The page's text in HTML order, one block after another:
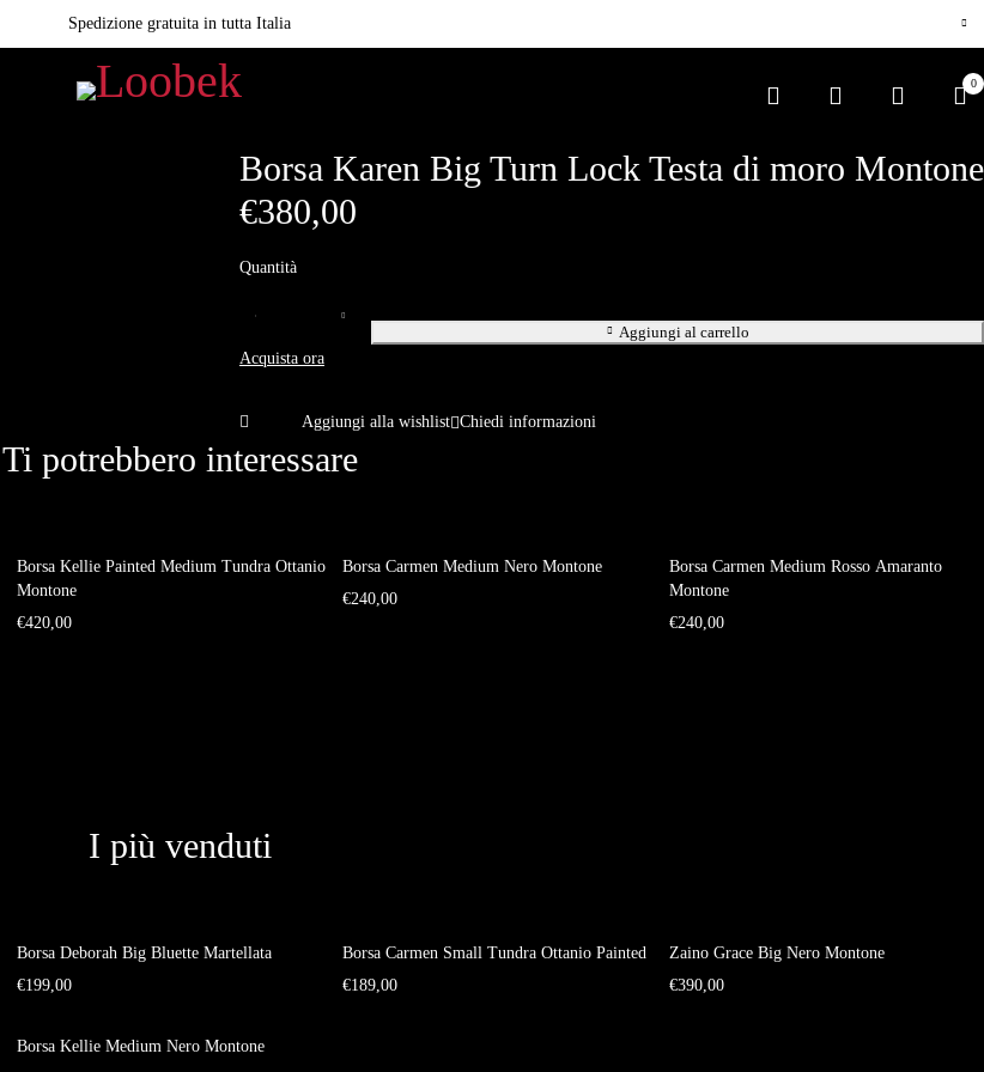
Spedizione gratuita in tutta Italia
0
Borsa Karen Big Turn Lock Testa di moro Montone
€380,00
Quantità
Big
Lock
moro
Aggiungi al carrello
Acquista ora
Chiedi informazioni
Ti potrebbero interessare
Borsa Kellie Painted Medium Tundra Ottanio
Montone
€420,00
Borsa Carmen Medium Nero Montone
€240,00
Borsa Carmen Medium Rosso Amaranto
Montone
€240,00
I più venduti
Borsa Deborah Big Bluette Martellata
€199,00
Borsa Carmen Small Tundra Ottanio Painted
€189,00
Zaino Grace Big Nero Montone
€390,00
Borsa Kellie Medium Nero Montone